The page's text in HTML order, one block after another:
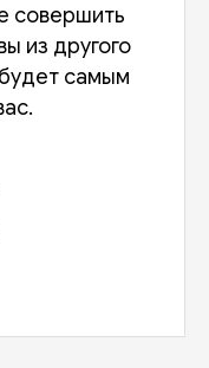
совершить
из другого
самым